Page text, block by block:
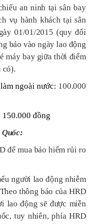
an ninh tại sân bay
vụ hành khách tại sân
01/01/2015 (quy đổi
báo vào ngày lao động
máy bay giữa thời điểm
có).
ngoài nước: 100.000
150.000 đồng
Quốc:
để mua bảo hiểm rủi ro
người lao động nhiễm
thông báo của HRD
lao động sẽ được miễn
tuy nhiên, phía HRD